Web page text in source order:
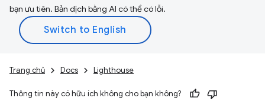
bạn ưu tiên. Bản dịch bằng AI có thể có lỗi.
Trang chủ Docs Lighthouse
Thông tin này có hữu ích không cho bạn không?